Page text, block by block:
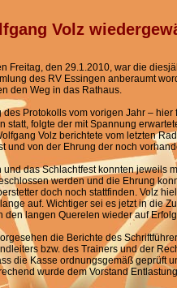
Volz
Freitag, den 29.1.2010, war die
des RV Essingen anberaumt
den Weg in das Rathaus.
des Protokolls vom vorigen Jahr – hier
statt, folgte der mit Spannung
Volz berichtete vom letzten
und von der Ehrung der noch
und das Schlachtfest konnten jeweils
werden und die Ehrung
doch noch stattfinden. Volz
auf. Wichtiger sei es jetzt in die
den langen Querelen wieder auf
die Berichte des
bzw. des Trainers und der
die Kasse ordnungsgemäß geprüft
wurde dem Vorstand